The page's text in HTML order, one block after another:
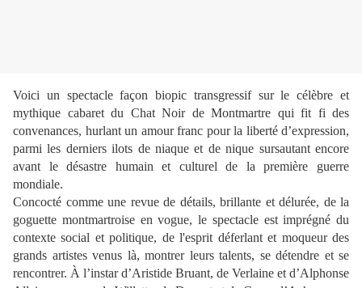
Voici un spectacle façon biopic transgressif sur le célèbre et
mythique cabaret du Chat Noir de Montmartre qui fit fi des
convenances, hurlant un amour franc pour la liberté d’expression,
parmi les derniers ilots de niaque et de nique sursautant encore
avant le désastre humain et culturel de la première guerre
mondiale.
Concocté comme une revue de détails, brillante et délurée, de la
goguette montmartroise en vogue, le spectacle est imprégné du
contexte social et politique, de l'esprit déferlant et moqueur des
grands artistes venus là, montrer leurs talents, se détendre et se
rencontrer. À l’instar d’Aristide Bruant, de Verlaine et d’Alphonse